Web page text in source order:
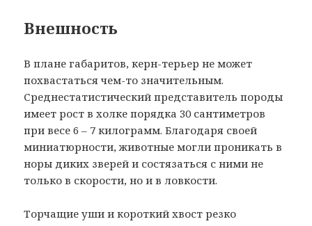
Внешность
В плане габаритов, керн-терьер не может
похвастаться чем-то значительным.
Среднестатистический представитель породы
имеет рост в холке порядка 30 сантиметров
при весе 6 – 7 килограмм. Благодаря своей
миниатюрности, животные могли проникать в
норы диких зверей и состязаться с ними не
только в скорости, но и в ловкости.
Торчащие уши и короткий хвост резко